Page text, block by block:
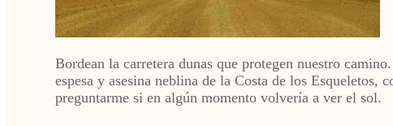
Bordean la carretera dunas que protegen nuestro
espesa y asesina neblina de la Costa de los
preguntarme si en algún momento volvería a ver el sol.